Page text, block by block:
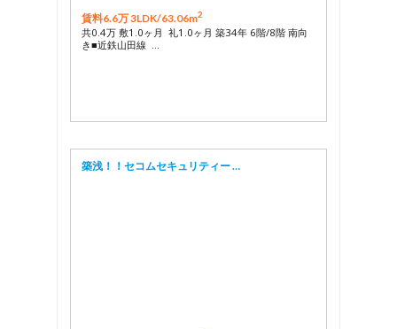
賃料6.6万 3LDK/63.06m2
共0.4万 敷1.0ヶ月 礼1.0ヶ月 築34年 6階/8階 南向
き■近鉄山田線 …
築浅！！セコムセキュリティー …